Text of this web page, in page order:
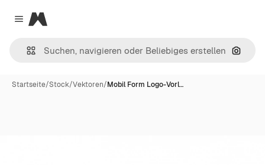
Close menu
Magnific
Nach
Startseite/Stock/Vektoren/Mobil Form Logo-Vorl…